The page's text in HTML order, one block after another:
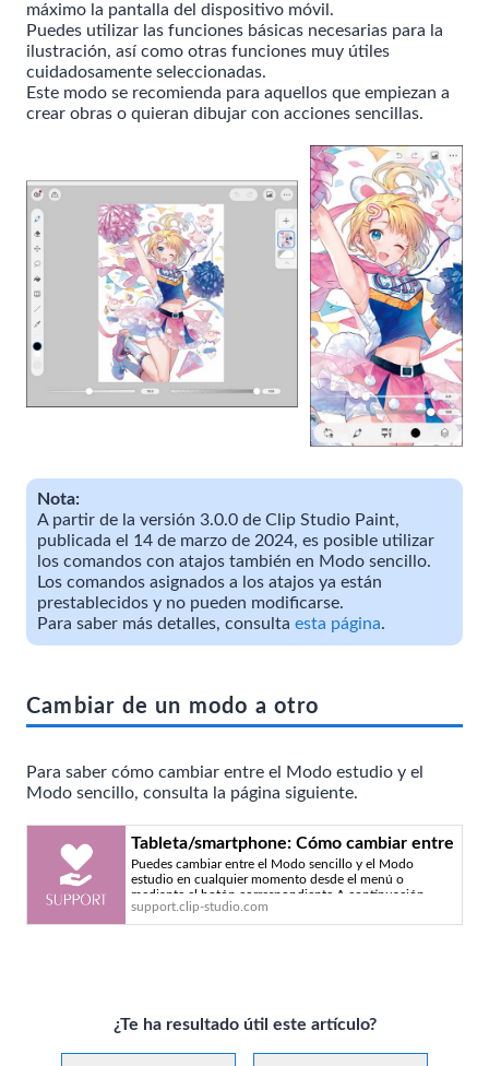
máximo la pantalla del dispositivo móvil.
Puedes utilizar las funciones básicas necesarias para la
ilustración, así como otras funciones muy útiles
cuidadosamente seleccionadas.
Este modo se recomienda para aquellos que empiezan a
crear obras o quieran dibujar con acciones sencillas.
Nota:
A partir de la versión 3.0.0 de Clip Studio Paint,
publicada el 14 de marzo de 2024, es posible utilizar
los comandos con atajos también en Modo sencillo.
Los comandos asignados a los atajos ya están
prestablecidos y no pueden modificarse.
Para saber más detalles, consulta esta página.
Cambiar de un modo a otro
Para saber cómo cambiar entre el Modo estudio y el
Modo sencillo, consulta la página siguiente.
Tableta/smartphone: Cómo cambiar entre
el Modo estudio y el Modo sencillo -
Servicio técnico oficial de CLIP STUDIO
Puedes cambiar entre el Modo sencillo y el Modo
estudio en cualquier momento desde el menú o
mediante el botón correspondiente.A continuación,
encontr
support.clip-studio.com
¿Te ha resultado útil este artículo?